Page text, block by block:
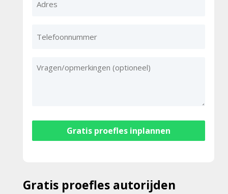
Vragen/opmerkingen
Gratis proefles autorijden